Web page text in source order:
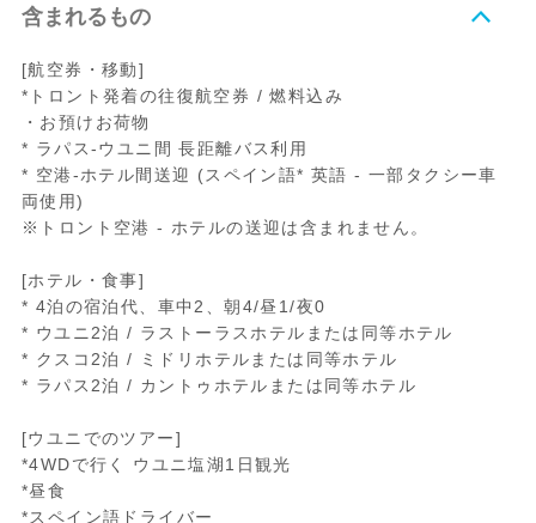
含まれるもの
[航空券・移動]
*トロント発着の往復航空券 / 燃料込み
・お預けお荷物
* ラパス-ウユニ間 長距離バス利用
* 空港-ホテル間送迎 (スペイン語* 英語 - 一部タクシー車
両使用)
※トロント空港 - ホテルの送迎は含まれません。
[ホテル・食事]
* 4泊の宿泊代、車中2、朝4/昼1/夜0
* ウユニ2泊 / ラストーラスホテルまたは同等ホテル
* クスコ2泊 / ミドリホテルまたは同等ホテル
* ラパス2泊 / カントゥホテルまたは同等ホテル
[ウユニでのツアー]
*4WDで行く ウユニ塩湖1日観光
*昼食
*スペイン語ドライバー